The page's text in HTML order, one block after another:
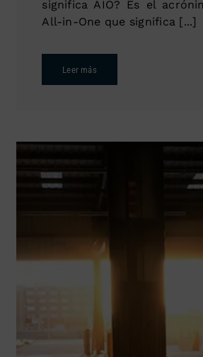
significa AIO? Es el
All-in-One que significa [...]
Leer más